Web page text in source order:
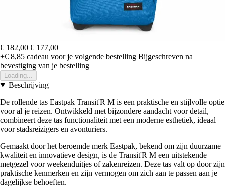
€ 182,00 € 177,00
+€ 8,85 cadeau voor je volgende bestelling Bijgeschreven na
bevestiging van je bestelling
Loading...
Beschrijving
De rollende tas Eastpak Transit'R M is een praktische en stijlvolle optie
voor al je reizen. Ontwikkeld met bijzondere aandacht voor detail,
combineert deze tas functionaliteit met een moderne esthetiek, ideaal
voor stadsreizigers en avonturiers.
Gemaakt door het beroemde merk Eastpak, bekend om zijn duurzame
kwaliteit en innovatieve design, is de Transit'R M een uitstekende
metgezel voor weekenduitjes of zakenreizen. Deze tas valt op door zijn
praktische kenmerken en zijn vermogen om zich aan te passen aan je
dagelijkse behoeften.